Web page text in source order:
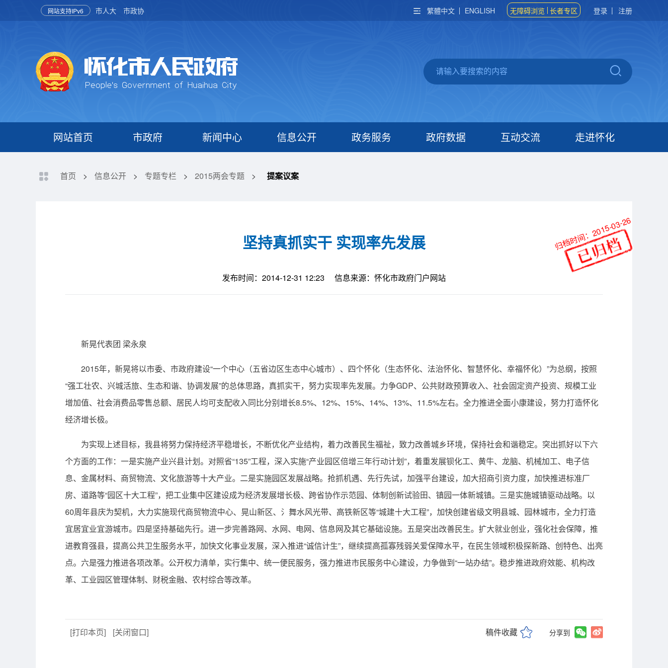
网站支持IPv6 市人大 市政协 繁體中文 ENGLISH 无障碍浏览 长者专区 登录 注册
网站首页 市政府 新闻中心 信息公开 政务服务 政府数据 互动交流 走进怀化
首页 > 信息公开 > 专题专栏 > 2015两会专题 > 提案议案
坚持真抓实干 实现率先发展
发布时间：2014-12-31 12:23 信息来源：怀化市政府门户网站
新晃代表团 梁永泉
2015年，新晃将以市委、市政府建设“一个中心（五省边区生态中心城市）、四个怀化（生态怀化、法治怀化、智慧怀化、幸福怀化）”为总纲，按照
“强工壮农、兴城活旅、生态和谐、协调发展”的总体思路，真抓实干，努力实现率先发展。力争GDP、公共财政预算收入、社会固定资产投资、规模工业
增加值、社会消费品零售总额、居民人均可支配收入同比分别增长8.5%、12%、15%、14%、13%、11.5%左右。全力推进全面小康建设，努力打造怀化
经济增长极。
为实现上述目标，我县将努力保持经济平稳增长，不断优化产业结构，着力改善民生福祉，致力改善城乡环境，保持社会和谐稳定。突出抓好以下六
个方面的工作：一是实施产业兴县计划。对照省“135”工程，深入实施“产业园区倍增三年行动计划”，着重发展钡化工、黄牛、龙脑、机械加工、电子信
息、金属材料、商贸物流、文化旅游等十大产业。二是实施园区发展战略。抢抓机遇、先行先试，加强平台建设，加大招商引资力度，加快推进标准厂
房、道路等“园区十大工程”，把工业集中区建设成为经济发展增长极、跨省协作示范园、体制创新试验田、镇园一体新城镇。三是实施城镇驱动战略。以
60周年县庆为契机，大力实施现代商贸物流中心、晃山新区、氵舞水风光带、高铁新区等“城建十大工程”，加快创建省级文明县城、园林城市，全力打造
宜居宜业宜游城市。四是坚持基础先行。进一步完善路网、水网、电网、信息网及其它基础设施。五是突出改善民生。扩大就业创业，强化社会保障，推
进教育强县，提高公共卫生服务水平，加快文化事业发展，深入推进“诚信计生”，继续提高孤寡残弱关爱保障水平，在民生领域积极探新路、创特色、出亮
点。六是强力推进各项改革。公开权力清单，实行集中、统一便民服务，强力推进市民服务中心建设，力争做到“一站办结”。稳步推进政府效能、机构改
革、工业园区管理体制、财税金融、农村综合等改革。
[打印本页] [关闭窗口] 稿件收藏 分享到
归档时间：2015-03-26